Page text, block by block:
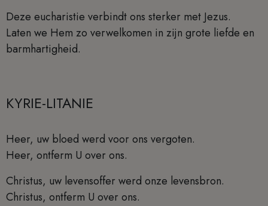
Deze eucharistie verbindt ons sterker met Jezus.
Laten we Hem zo verwelkomen in zijn grote liefde en
barmhartigheid.
KYRIE-LITANIE
Heer, uw bloed werd voor ons vergoten.
Heer, ontferm U over ons.
Christus, uw levensoffer werd onze levensbron.
Christus, ontferm U over ons.